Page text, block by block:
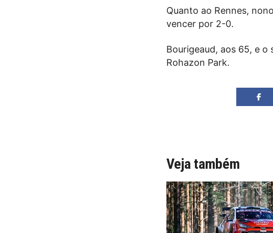
Quanto ao Rennes,
vencer por 2-0.
Bourigeaud, aos 65, e o
Rohazon Park.
Veja também